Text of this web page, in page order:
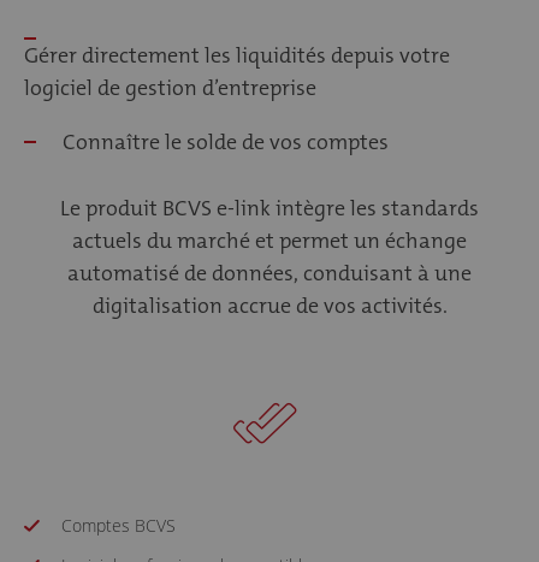
Gérer directement les liquidités depuis votre
logiciel de gestion d’entreprise
Connaître le solde de vos comptes
Le produit BCVS e-link intègre les standards
actuels du marché et permet un échange
automatisé de données, conduisant à une
digitalisation accrue de vos activités.
Comptes BCVS